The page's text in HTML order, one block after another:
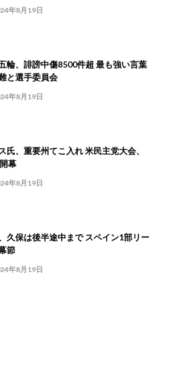
年8月19日
輪、誹謗中傷8500件超 最も強い言葉
と選手委員会
年8月19日
氏、重要州てこ入れ 米民主党大会、
幕
年8月19日
久保は後半途中まで スペイン1部リー
節
年8月19日